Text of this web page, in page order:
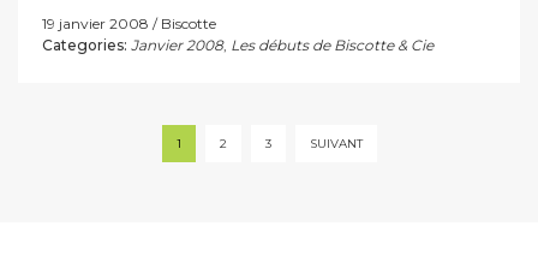
19 janvier 2008
Biscotte
Categories: Janvier 2008, Les débuts de Biscotte & Cie
1 2 3 SUIVANT